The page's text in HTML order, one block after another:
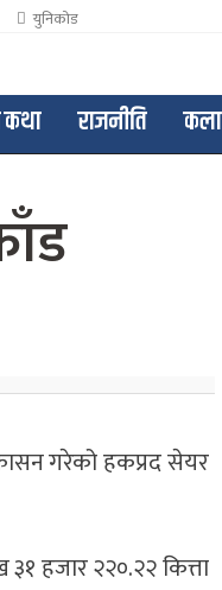
युनिकोड
राजनीति कला
गरेको हकप्रद सेयर
हजार २२०.२२ कित्ता